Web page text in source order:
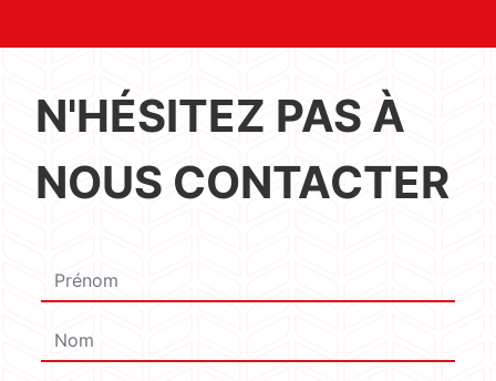
N'HÉSITEZ PAS À
NOUS CONTACTER